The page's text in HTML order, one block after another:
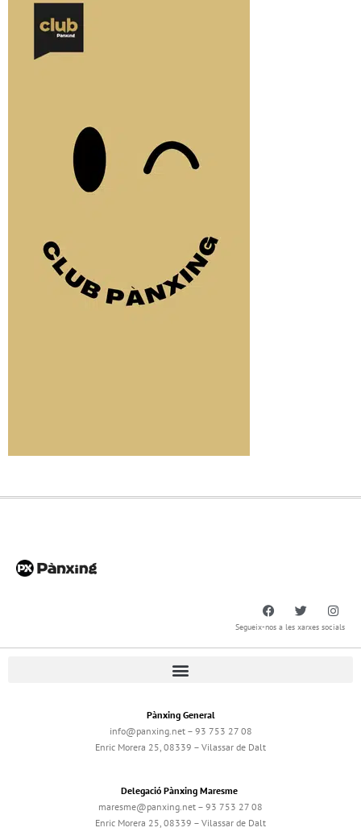
Segueix-nos a les xarxes socials
Pànxing General
info@panxing.net – 93 753 27 08
Enric Morera 25, 08339 – Vilassar de Dalt
Delegació Pànxing Maresme
maresme@panxing.net – 93 753 27 08
Enric Morera 25, 08339 – Vilassar de Dalt